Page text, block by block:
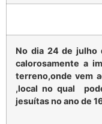
No dia 24 de julho
calorosamente a
terreno,onde vem
,local no qual
jesuítas no ano de